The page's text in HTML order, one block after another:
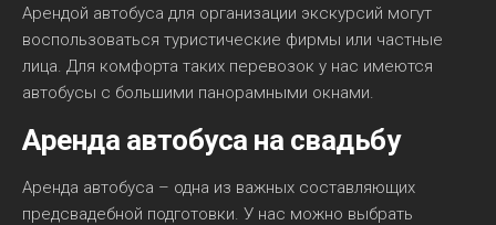
Арендой автобуса для организации экскурсий могут
воспользоваться туристические фирмы или частные
лица. Для комфорта таких перевозок у нас имеются
автобусы с большими панорамными окнами.
Аренда автобуса на свадьбу
Аренда автобуса – одна из важных составляющих
предсвадебной подготовки. У нас можно выбрать